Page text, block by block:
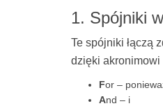
1. Spójniki
Te spójniki łączą
dzięki akronimowi
For –
And – i